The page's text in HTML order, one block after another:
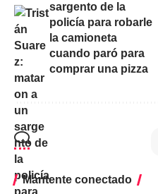
sargento de la
policía para robarle
la camioneta
cuando paró para
comprar una pizza
Mantente conectado